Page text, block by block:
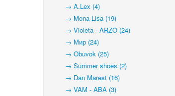
→ A.Lex (4)
→ Mona Lisa (19)
→ Violeta - ARZO (24)
→ Мир (24)
→ Obuvok (25)
→ Summer shoes (2)
→ Dan Marest (16)
→ VAM - ABA (3)